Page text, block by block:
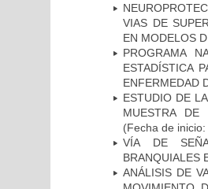
VIAS DE
EN MODELOS
PROGRAMA
ESTADÍSTICA
ENFERMEDAD
ESTUDIO DE
MUESTRA DE
(Fecha de
VÍA DE
BRANQUIALES
ANÁLISIS DE